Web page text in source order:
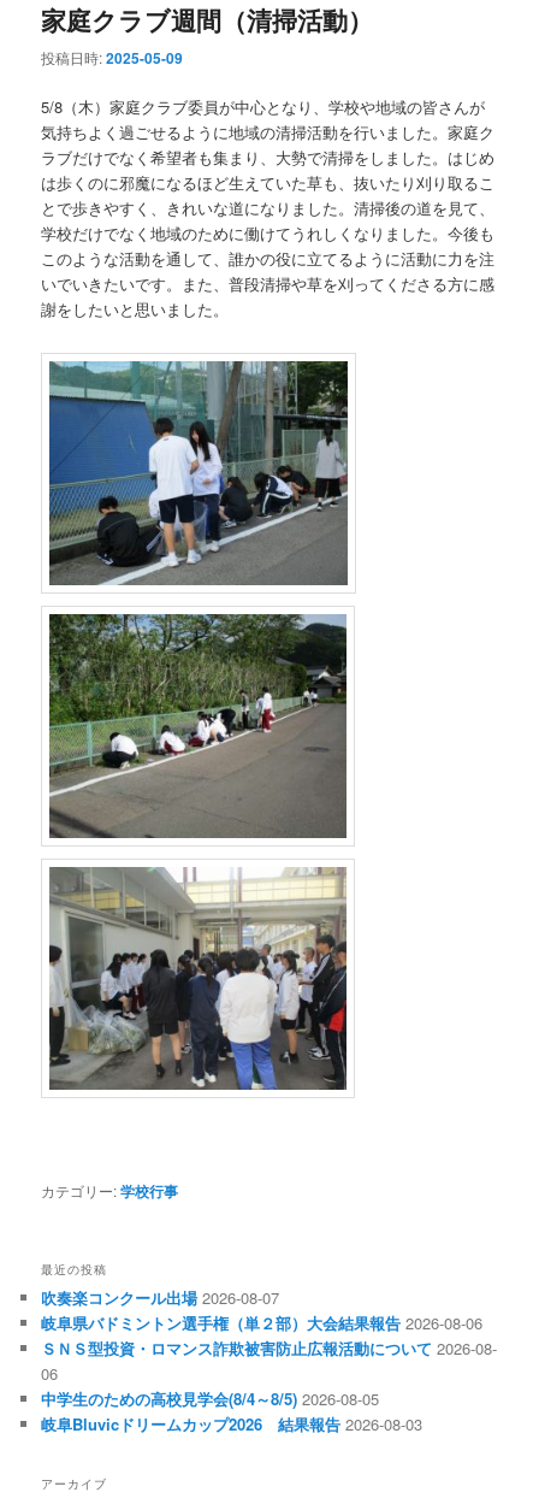
ン
へ
移
動
ツ
移
動
家庭クラブ週間（清掃活動）
投稿日時:2025-05-09
5/8（木）家庭クラブ委員が中心となり、学校や地域の皆さんが
気持ちよく過ごせるように地域の清掃活動を行いました。家庭ク
ラブだけでなく希望者も集まり、大勢で清掃をしました。はじめ
は歩くのに邪魔になるほど生えていた草も、抜いたり刈り取るこ
とで歩きやすく、きれいな道になりました。清掃後の道を見て、
学校だけでなく地域のために働けてうれしくなりました。今後も
このような活動を通して、誰かの役に立てるように活動に力を注
いでいきたいです。また、普段清掃や草を刈ってくださる方に感
謝をしたいと思いました。
カテゴリー:学校行事
最近の投稿
吹奏楽コンクール出場 2026-08-07
岐阜県バドミントン選手権（単２部）大会結果報告 2026-08-06
ＳＮＳ型投資・ロマンス詐欺被害防止広報活動について 2026-08-
06
中学生のための高校見学会(8/4～8/5) 2026-08-05
岐阜Bluvicドリームカップ2026 結果報告 2026-08-03
アーカイブ